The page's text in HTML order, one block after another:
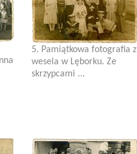
5. Pamiątkowa fotografia z
wesela w Lęborku. Ze
skrzypcami ...